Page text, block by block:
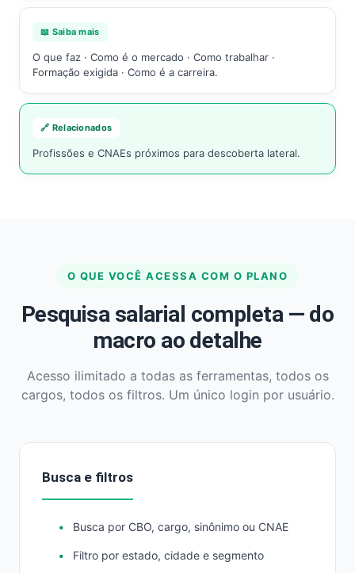
📖 Saiba mais
O que faz · Como é o mercado · Como trabalhar ·
Formação exigida · Como é a carreira.
🔗 Relacionados
Profissões e CNAEs próximos para descoberta lateral.
O QUE VOCÊ ACESSA COM O PLANO
Pesquisa salarial completa — do
macro ao detalhe
Acesso ilimitado a todas as ferramentas, todos os
cargos, todos os filtros. Um único login por usuário.
Busca e filtros
Busca por CBO, cargo, sinônimo ou CNAE
Filtro por estado, cidade e segmento